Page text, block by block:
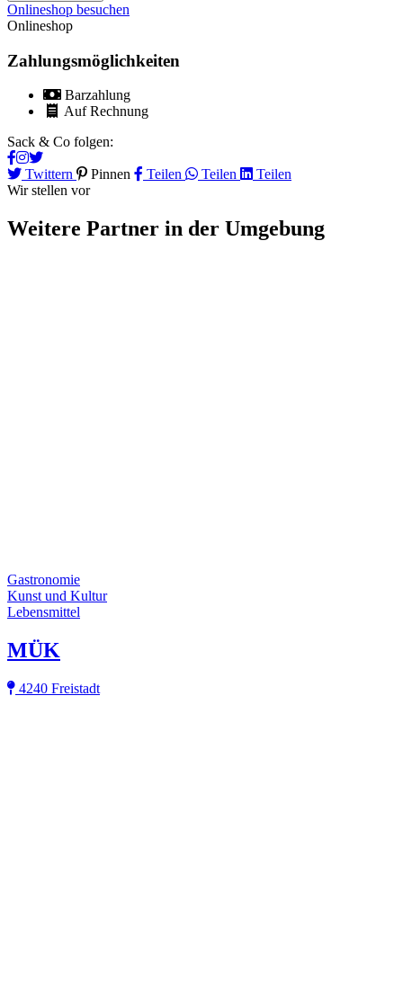
Onlineshop besuchen
Onlineshop
Zahlungsmöglichkeiten
Barzahlung
Auf Rechnung
Sack & Co folgen:
Twittern Pinnen Teilen Teilen
Teilen
Wir stellen vor
Weitere Partner in der Umgebung
Gastronomie
Kunst und Kultur
Lebensmittel
MÜK
4240 Freistadt